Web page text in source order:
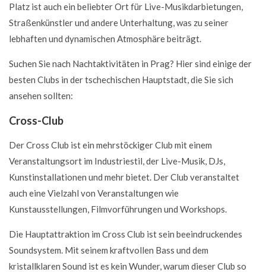
Platz ist auch ein beliebter Ort für Live-Musikdarbietungen,
Straßenkünstler und andere Unterhaltung, was zu seiner
lebhaften und dynamischen Atmosphäre beiträgt.
Suchen Sie nach Nachtaktivitäten in Prag? Hier sind einige der
besten Clubs in der tschechischen Hauptstadt, die Sie sich
ansehen sollten:
Cross-Club
Der Cross Club ist ein mehrstöckiger Club mit einem
Veranstaltungsort im Industriestil, der Live-Musik, DJs,
Kunstinstallationen und mehr bietet. Der Club veranstaltet
auch eine Vielzahl von Veranstaltungen wie
Kunstausstellungen, Filmvorführungen und Workshops.
Die Hauptattraktion im Cross Club ist sein beeindruckendes
Soundsystem. Mit seinem kraftvollen Bass und dem
kristallklaren Sound ist es kein Wunder, warum dieser Club so